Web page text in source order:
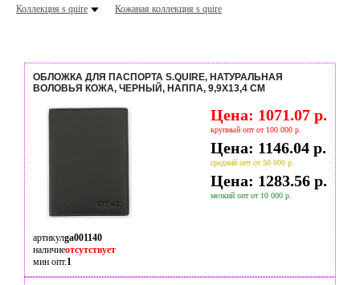
Коллекция s quire
Кожаная коллекция s quire
ОБЛОЖКА ДЛЯ ПАСПОРТА S.QUIRE, НАТУРАЛЬНАЯ
ВОЛОВЬЯ КОЖА, ЧЕРНЫЙ, НАППА, 9,9X13,4 СМ
Цена: 1071.07 р.
крупный опт от 100 000 р.
Цена: 1146.04 р.
средний опт от 50 000 р.
Цена: 1283.56 р.
мелкий опт от 10 000 р.
артикулga001140
наличиеотсутствует
мин опт.1